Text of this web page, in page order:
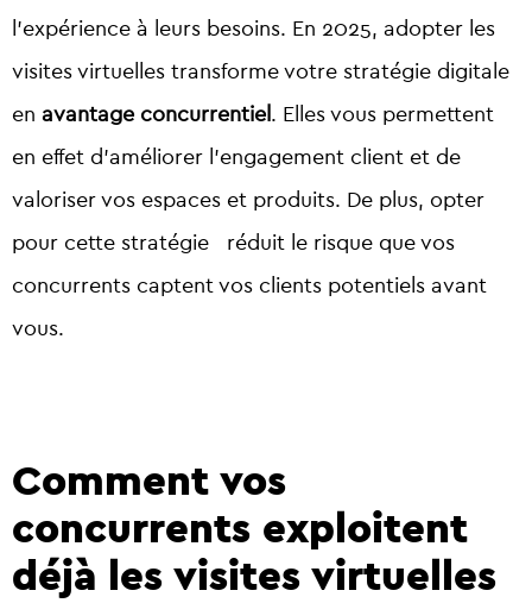
l’expérience à leurs besoins. En 2025, adopter les
visites virtuelles transforme votre stratégie digitale
en avantage concurrentiel . Elles vous permettent
en effet d’améliorer l’engagement client et de
valoriser vos espaces et produits. De plus, opter
pour cette stratégie réduit le risque que vos
concurrents captent vos clients potentiels avant
vous.
Comment vos
concurrents exploitent
déjà les visites virtuelles